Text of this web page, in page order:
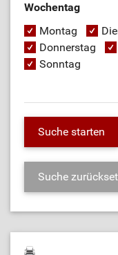
Wochentag
Montag
Donnerstag
Sonntag